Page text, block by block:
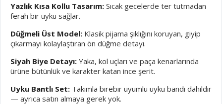
Yazlık Kısa Kollu Tasarım: Sıcak gecelerde ter tutmadan
ferah bir uyku sağlar.
Düğmeli Üst Model: Klasik pijama şıklığını koruyan, giyip
çıkarmayı kolaylaştıran ön düğme detayı.
Siyah Biye Detayı: Yaka, kol uçları ve paça kenarlarında
ürüne bütünlük ve karakter katan ince şerit.
Uyku Bantlı Set: Takımla birebir uyumlu uyku bandı dahildir
— ayrıca satın almaya gerek yok.